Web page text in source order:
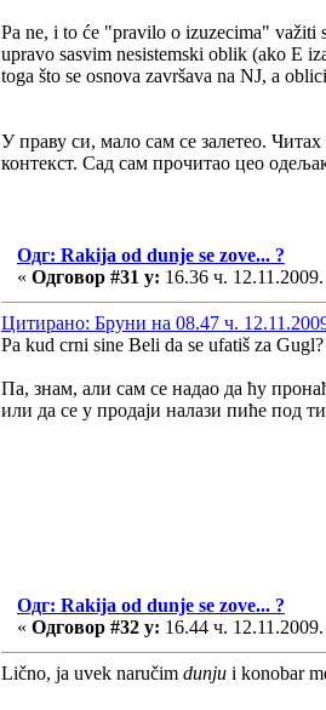
Pa ne, i to će "pravilo o izuzecima" važiti
upravo sasvim nesistemski oblik (ako E
toga što se osnova završava na NJ, a
У праву си, мало сам се залетео.
контекст. Сад сам прочитао цео
Одг: Rakija od dunje se zove... ?
« Одговор #31 у: 16.36 ч. 12.11.2009.
Цитирано: Бруни на 08.47 ч.
Pa kud crni sine Beli da se ufatiš za
Па, знам, али сам се надао да ћу
или да се у продаји налази пиће под
Одг: Rakija od dunje se zove... ?
« Одговор #32 у: 16.44 ч. 12.11.2009.
Lično, ja uvek naručim dunju i konobar